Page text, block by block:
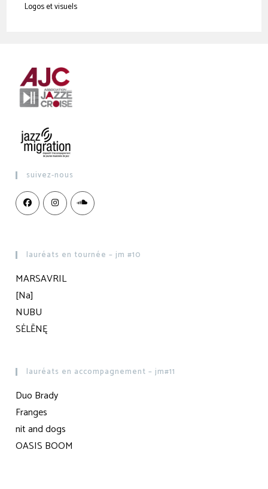
Logos et visuels
suivez-nous
lauréats en tournée – jm #10
MARSAVRIL
[Na]
NUBU
SĖLĒNĘ
lauréats en accompagnement – jm#11
Duo Brady
Franges
nit and dogs
OASIS BOOM